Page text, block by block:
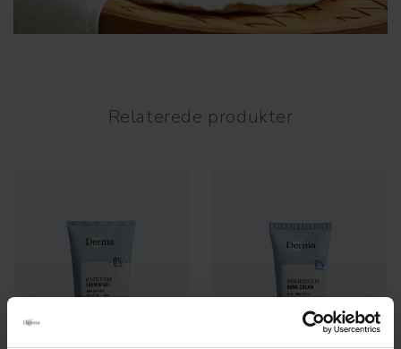
Relaterede produkter